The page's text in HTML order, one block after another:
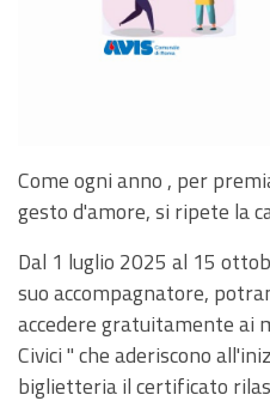
Come ogni anno , per
gesto d'amore, si ripete la
Dal 1 luglio 2025 al 15
suo accompagnatore,
accedere gratuitamente ai
Civici " che aderiscono
biglietteria il certificato